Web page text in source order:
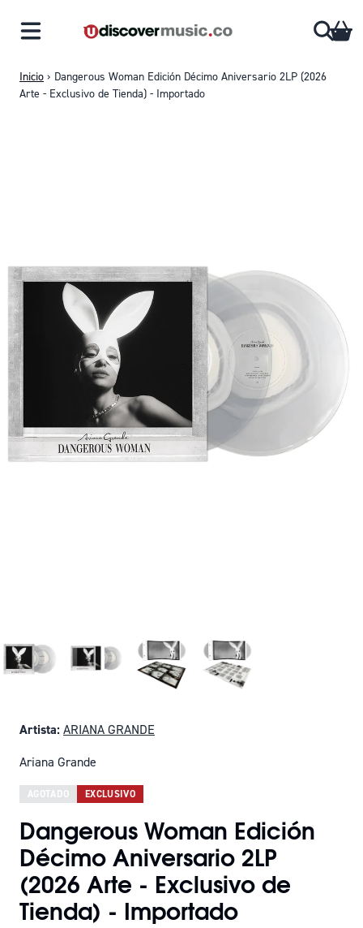
Inicio › Dangerous Woman Edición Décimo Aniversario 2LP (2026
Arte - Exclusivo de Tienda) - Importado
Artista:ARIANA GRANDE
Ariana Grande
AGOTADO EXCLUSIVO
Dangerous Woman Edición
Décimo Aniversario 2LP
(2026 Arte - Exclusivo de
Tienda) - Importado